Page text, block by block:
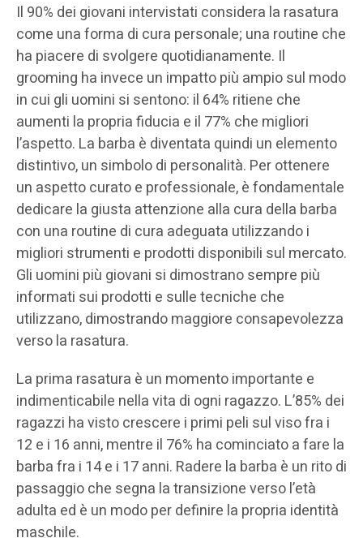
Il 90% dei giovani intervistati considera la rasatura
come una forma di cura personale; una routine che
ha piacere di svolgere quotidianamente. Il
grooming ha invece un impatto più ampio sul modo
in cui gli uomini si sentono: il 64% ritiene che
aumenti la propria fiducia e il 77% che migliori
l’aspetto. La barba è diventata quindi un elemento
distintivo, un simbolo di personalità. Per ottenere
un aspetto curato e professionale, è fondamentale
dedicare la giusta attenzione alla cura della barba
con una routine di cura adeguata utilizzando i
migliori strumenti e prodotti disponibili sul mercato.
Gli uomini più giovani si dimostrano sempre più
informati sui prodotti e sulle tecniche che
utilizzano, dimostrando maggiore consapevolezza
verso la rasatura.
La prima rasatura è un momento importante e
indimenticabile nella vita di ogni ragazzo. L’85% dei
ragazzi ha visto crescere i primi peli sul viso fra i
12 e i 16 anni, mentre il 76% ha cominciato a fare la
barba fra i 14 e i 17 anni. Radere la barba è un rito di
passaggio che segna la transizione verso l’età
adulta ed è un modo per definire la propria identità
maschile.